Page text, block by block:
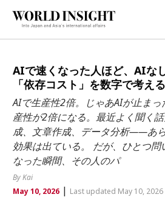
TOPICS
Interview
Japanese
Hiroshima
Politics
Security
Business
AIで速くなった人ほど、AI
「依存コスト」を数字で考える
AIで生産性2倍。じゃあAIが止ま
産性が2倍になる。最近よく聞く
成、文章作成、データ分析——あ
効果は出ている。 だが、ひとつ問
なった瞬間、その人のパ
By Kai
May 10, 2026| Last updated May 10, 2026
Popular
Fukushimajapan globalization